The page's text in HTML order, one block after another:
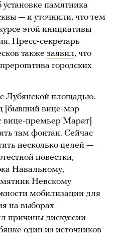
памятника
— и уточнили, что тем
этой инициативы
Пресс-секретарь
также заявил, что
городских
Лубянской площадью.
[бывший вице-мэр
вице-премьер Марат]
там фонтан. Сейчас
несколько целей —
повестки,
Навальному,
Невскому
мобилизации для
на выборах
причины дискуссии
один из источников